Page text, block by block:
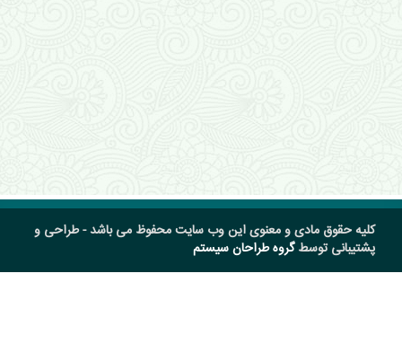
کلیه حقوق مادی و معنوی این وب سایت محفوظ می باشد - طراحی و
پشتیبانی توسطگروه طراحان سیستم